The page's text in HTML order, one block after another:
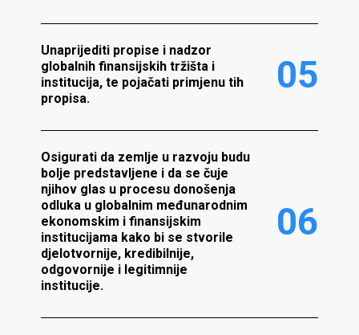
Unaprijediti propise i nadzor
globalnih finansijskih tržišta i
institucija, te pojačati primjenu tih
propisa.
05
Osigurati da zemlje u razvoju budu
bolje predstavljene i da se čuje
njihov glas u procesu donošenja
odluka u globalnim međunarodnim
ekonomskim i finansijskim
institucijama kako bi se stvorile
djelotvornije, kredibilnije,
odgovornije i legitimnije
institucije.
06